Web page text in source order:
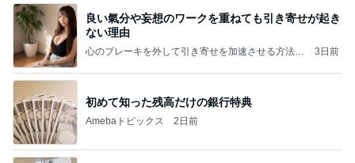
良い氣分や妄想のワークを重ねても引き寄せが起き
ない理由
心のブレーキを外して引き寄せを加速させる方法：
3日前
初めて知った残高だけの銀行特典
Amebaトピックス 2日前